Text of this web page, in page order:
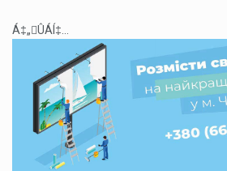
Á‡„ÛÁÍ‡...